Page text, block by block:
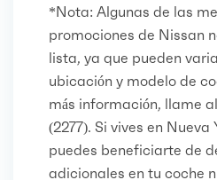
*Nota: Algunas de las
promociones de Nissan
lista, ya que pueden
ubicación y modelo de
más información, llame
(2277). Si vives en Nueva
puedes beneficiarte de
adicionales en tu coche